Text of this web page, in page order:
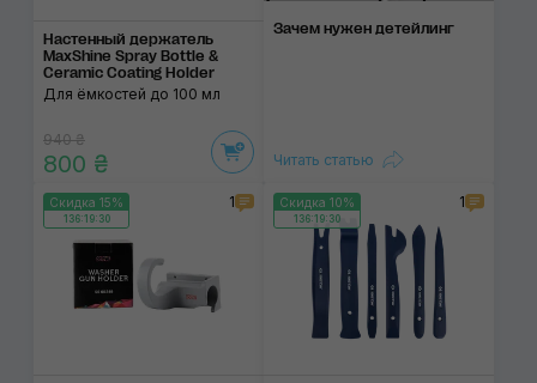
Настенный держатель
MaxShine Spray Bottle &
Ceramic Coating Holder
Для ёмкостей до 100 мл
940 ₴
800 ₴
Зачем нужен детейлинг
Читать статью
Скидка 15%
136:19:29
1 Скидка 10%
136:19:29
1